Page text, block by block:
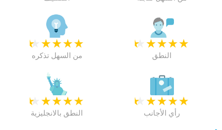
★
★
★
★
★
من السهل تذكره
★
★
★
★
★
النطق
★
★
★
★
★
النطق بالانجليزية
★
★
★
★
★
رأي الأجانب